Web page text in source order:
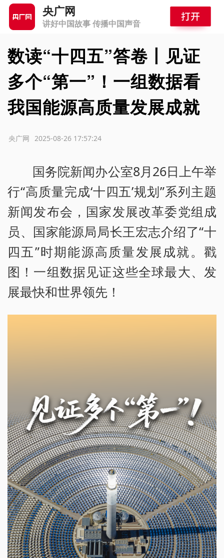
央广网
讲好中国故事 传播中国声音
数读“十四五”答卷丨见证
多个“第一”！一组数据看
我国能源高质量发展成就
2025-08-26 17:57:24
央广网
国务院新闻办公室8月26日上午举
行“高质量完成‘十四五’规划”系列主题
新闻发布会，国家发展改革委党组成
员、国家能源局局长王宏志介绍了“十
四五”时期能源高质量发展成就。戳
图！一组数据见证这些全球最大、发
展最快和世界领先！